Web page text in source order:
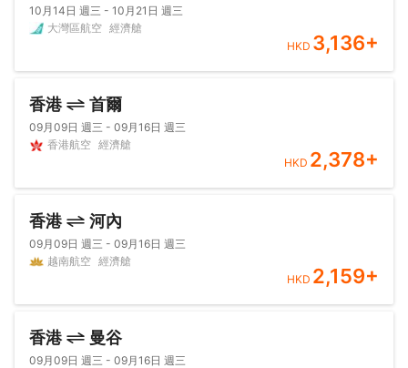
10月14日 週三 - 10月21日 週三
大灣區航空 經濟艙
HKD 3,136+
香港 首爾
09月09日 週三 - 09月16日 週三
香港航空 經濟艙
HKD 2,378+
香港 河內
09月09日 週三 - 09月16日 週三
越南航空 經濟艙
HKD 2,159+
香港 曼谷
09月09日 週三 - 09月16日 週三